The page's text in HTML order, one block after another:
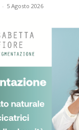
- 5 Agosto 2026